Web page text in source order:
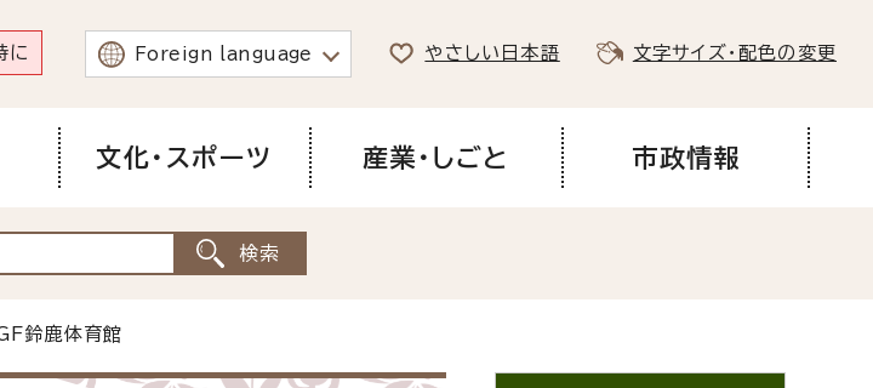
に Foreign language やさしい日本語 文字サイズ・配色の変更
文化・スポーツ 産業・しごと 市政情報
鈴鹿体育館